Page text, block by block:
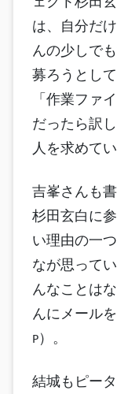
は、自分だ
んの少しで
募ろうとし
「作業ファ
だったら訳
人を求めてい
吉峯さんも
杉田玄白に
い理由の一
なが思って
んなことは
んにメール
P）。
結城もピー